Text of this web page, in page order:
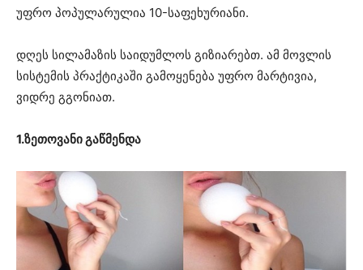
უფრო პოპულარულია 10-საფეხურიანი.
დღეს სილამაზის საიდუმლოს გიზიარებთ. ამ მოვლის
სისტემის პრაქტიკაში გამოყენება უფრო მარტივია,
ვიდრე გგონიათ.
1.ზეთოვანი გაწმენდა